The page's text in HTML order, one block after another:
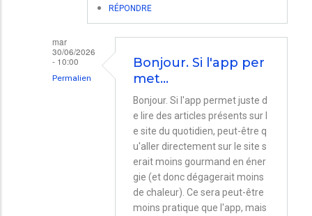
RÉPONDRE
mar
30/06/2026
- 10:00
Permalien
Bonjour. Si l'app per
met…
Bonjour. Si l'app permet juste d
e lire des articles présents sur l
e site du quotidien, peut-être q
u'aller directement sur le site s
erait moins gourmand en éner
gie (et donc dégagerait moins
de chaleur). Ce sera peut-être
moins pratique que l'app, mais